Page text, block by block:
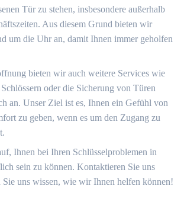
Tür zu stehen, insbesondere außerhalb
Aus diesem Grund bieten wir
um die Uhr an, damit Ihnen immer geholfen
bieten wir auch weitere Services wie
oder die Sicherung von Türen
an.​ Unser Ziel ist es, Ihnen ein Gefühl von
zu geben, wenn es um den Zugang zu
Ihnen bei Ihren Schlüsselproblemen in
sein zu können.​ Kontaktieren Sie uns
Sie uns wissen, wie wir Ihnen helfen können!​